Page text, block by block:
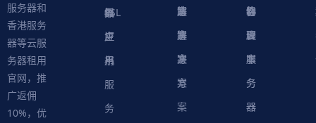
服务器和
香港服务
器等云服
务器租用
官网，推
广返佣
10%，优
器
器
级
应
用
服
务
拟
主
机
SSL
证
书
案
方
案
决
方
案
解
决
方
案
站
解
决
方
案
器
心
协
议
件
脚
本
物
理
服
务
器
云
服
务
器